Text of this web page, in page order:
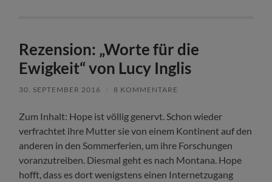
Rezension: „Worte für die
Ewigkeit“ von Lucy Inglis
30. SEPTEMBER 2016 8 KOMMENTARE
Zum Inhalt: Hope ist völlig genervt. Schon wieder
verfrachtet ihre Mutter sie von einem Kontinent auf den
anderen in den Sommerferien, um ihre Forschungen
voranzutreiben. Diesmal geht es nach Montana. Hope
hofft, dass es dort wenigstens einen Internetzugang